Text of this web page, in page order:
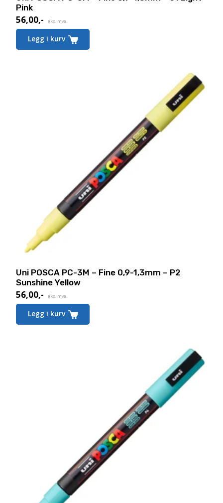
Pink
56,00,- eks. mva.
Legg i kurv
Uni POSCA PC-3M – Fine 0,9-1,3mm – P2
Sunshine Yellow
56,00,- eks. mva.
Legg i kurv